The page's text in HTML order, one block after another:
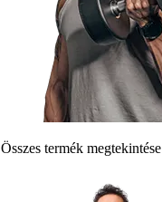
Összes termék megtekintése